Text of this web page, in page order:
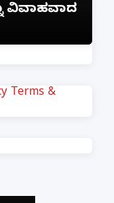
Terms &